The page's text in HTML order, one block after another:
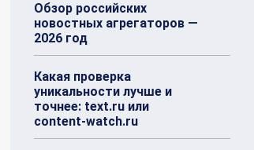
Обзор российских
новостных агрегаторов —
2026 год
Какая проверка
уникальности лучше и
точнее: text.ru или
content-watch.ru